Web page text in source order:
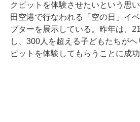
クピットを体験させたいという思
田空港で行なわれる「空の日」イ
プターを展示している。昨年は、
し、300人を超える子どもたちが
ピットを体験してもらうことに成功